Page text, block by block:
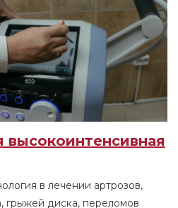
высокоинтенсивная
в лечении артрозов,
грыжей диска, переломов